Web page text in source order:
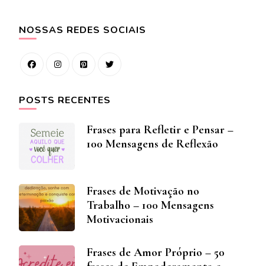
NOSSAS REDES SOCIAIS
POSTS RECENTES
Frases para Refletir e Pensar –
100 Mensagens de Reflexão
Frases de Motivação no
Trabalho – 100 Mensagens
Motivacionais
Frases de Amor Próprio – 50